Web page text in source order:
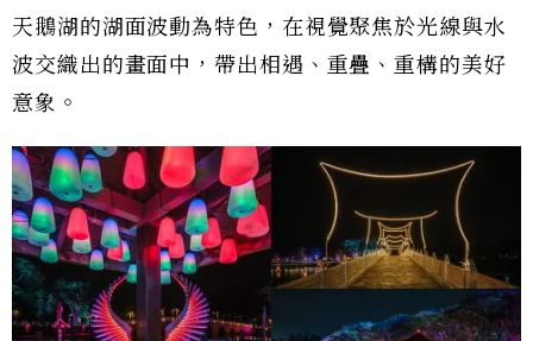
天鵝湖的湖面波動為特色，在視覺聚焦於光線與水
波交織出的畫面中，帶出相遇、重疊、重構的美好
意象。